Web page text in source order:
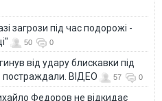
загрози під час подорожі -
50 0
від удару блискавки під
ВІДЕО
57 0
Федоров не відкидає